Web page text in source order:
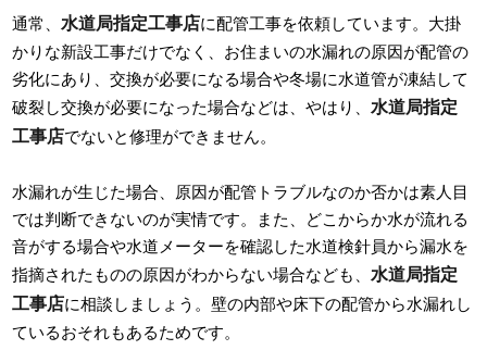
通常、 水道局指定工事店に配管工事を依頼しています。大掛
かりな新設工事だけでなく、お住まいの水漏れの原因が配管の
劣化にあり、交換が必要になる場合や冬場に水道管が凍結して
破裂し交換が必要になった場合などは、やはり、 水道局指定
工事店でないと修理ができません。
水漏れが生じた場合、原因が配管トラブルなのか否かは素人目
では判断できないのが実情です。また、どこからか水が流れる
音がする場合や水道メーターを確認した水道検針員から漏水を
指摘されたものの原因がわからない場合なども、 水道局指定
工事店に相談しましょう。壁の内部や床下の配管から水漏れし
ているおそれもあるためです。